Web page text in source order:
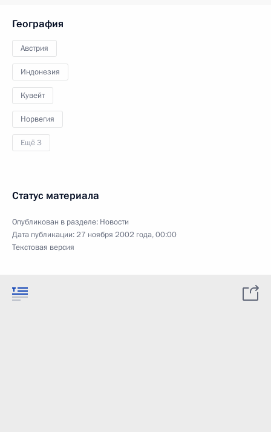
География
Австрия
Индонезия
Кувейт
Норвегия
Ещё 3
Статус материала
Опубликован в разделе: Новости
Дата публикации:27 ноября 2002 года, 00:00
Текстовая версия